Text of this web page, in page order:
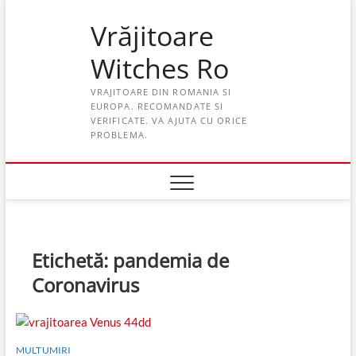
Vrăjitoare
Witches Ro
VRAJITOARE DIN ROMANIA SI
EUROPA. RECOMANDATE SI
VERIFICATE. VA AJUTA CU ORICE
PROBLEMA.
Etichetă: pandemia de
Coronavirus
MULTUMIRI